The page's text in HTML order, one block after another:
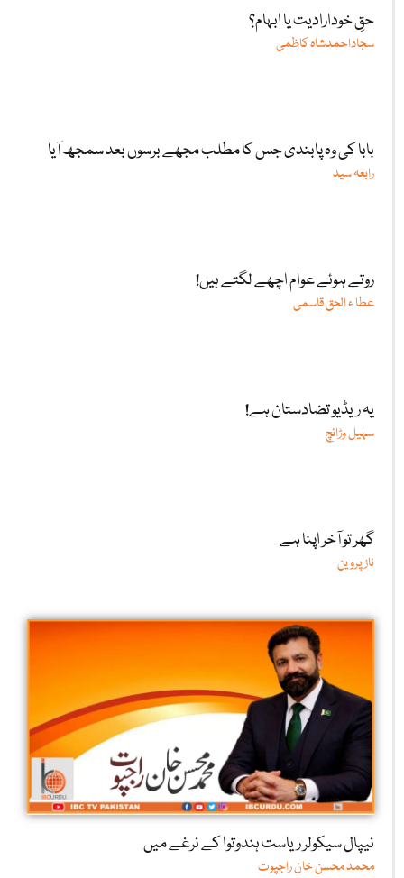
حقِ خودارادیت یا ابہام؟
سجاداحمدشاہ کاظمی
بابا کی وہ پابندی جس کا مطلب مجھے برسوں بعد سمجھ آیا
رابعہ سید
روتے ہوئے عوام اچھے لگتے ہیں!
عطا ء الحق قاسمی
یہ ریڈیو تضادستان ہے!
سہیل وڑائچ
گھر تو آخر اپنا ہے
ناز پروین
نیپال سیکولر ریاست ہندوتوا کے نرغے میں
محمد محسن خان راجپوت